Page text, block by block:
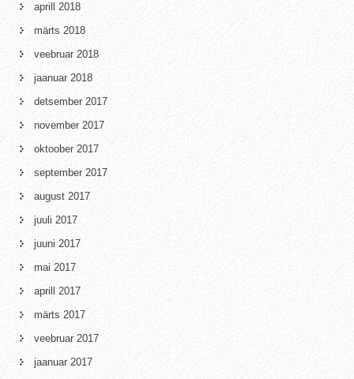
aprill 2018
märts 2018
veebruar 2018
jaanuar 2018
detsember 2017
november 2017
oktoober 2017
september 2017
august 2017
juuli 2017
juuni 2017
mai 2017
aprill 2017
märts 2017
veebruar 2017
jaanuar 2017